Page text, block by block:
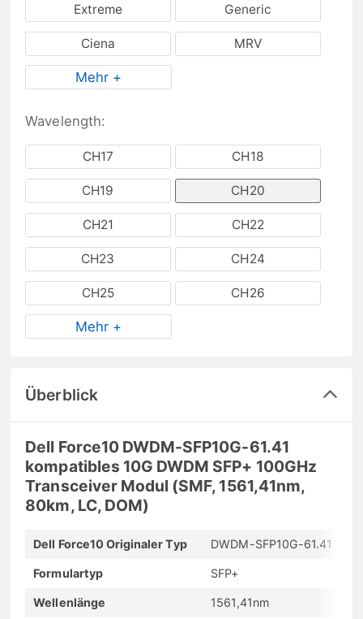
Extreme Generic
Ciena MRV
Mehr +
Wavelength:
CH17 CH18
CH19 CH20
CH21 CH22
CH23 CH24
CH25 CH26
Mehr +
Überblick
Dell Force10 DWDM-SFP10G-61.41
kompatibles 10G DWDM SFP+ 100GHz
Transceiver Modul (SMF, 1561,41nm,
80km, LC, DOM)
Dell Force10 Originaler Typ DWDM-SFP10G-61.41
Formulartyp SFP+
Wellenlänge 1561,41nm